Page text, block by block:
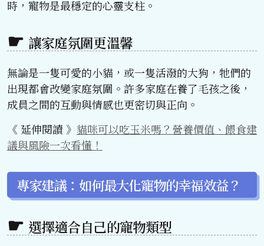
時，寵物是最穩定的心靈支柱。
讓家庭氛圍更溫馨
無論是一隻可愛的小貓，或一隻活潑的大狗，牠們的
出現都會改變家庭氛圍。許多家庭在養了毛孩之後，
成員之間的互動與情感也更密切與正向。
《 延伸閱讀 》 貓咪可以吃玉米嗎？營養價值、餵食建
議與風險一次看懂！
專家建議：如何最大化寵物的幸福效益？
選擇適合自己的寵物類型